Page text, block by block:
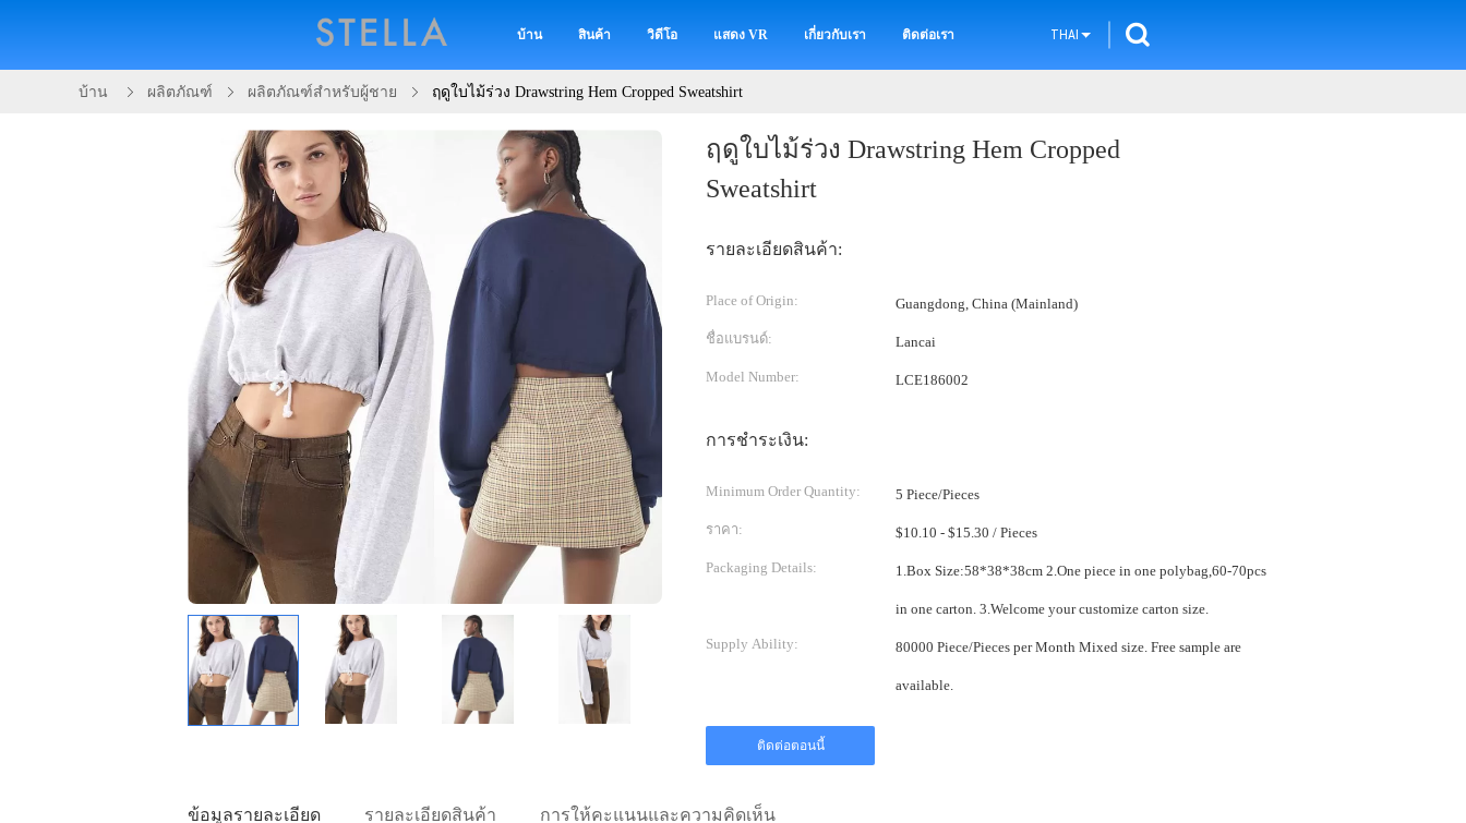
บ้าน สินค้า วิดีโอ แสดง VR เกี่ยวกับเรา ติดต่อเรา THAI
บ้าน ผลิตภัณฑ์ ผลิตภัณฑ์สำหรับผู้ชาย ฤดูใบไม้ร่วง Drawstring Hem Cropped Sweatshirt
ฤดูใบไม้ร่วง Drawstring Hem Cropped
Sweatshirt
รายละเอียดสินค้า:
Place of Origin: Guangdong, China (Mainland)
ชื่อแบรนด์: Lancai
Model Number: LCE186002
การชำระเงิน:
Minimum Order Quantity: 5 Piece/Pieces
ราคา: $10.10 - $15.30 / Pieces
Packaging Details: 1.Box Size:58*38*38cm 2.One piece in one polybag,60-70pcs
in one carton. 3.Welcome your customize carton size.
Supply Ability: 80000 Piece/Pieces per Month Mixed size. Free sample are
available.
ติดต่อตอนนี้
ข้อมูลรายละเอียด รายละเอียดสินค้า การให้คะแนนและความคิดเห็น